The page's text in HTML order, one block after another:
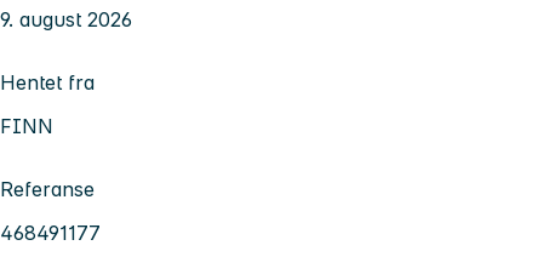
9. august 2026
Hentet fra
FINN
Referanse
468491177